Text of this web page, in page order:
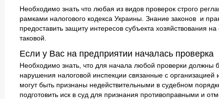
Необходимо знать что любая из видов проверок строго
рамками налогового кодекса Украины. Знание законов и
предоставить защиту интересов субъекта хозяйствования
таковой.
Если у Вас на предприятии началась проверка
Необходимо знать, что для начала любой проверки
нарушения налоговой инспекции связанные с организацией
могут быть признаны недействительными в судебном
подготовить иск в суд для признания противоправными и